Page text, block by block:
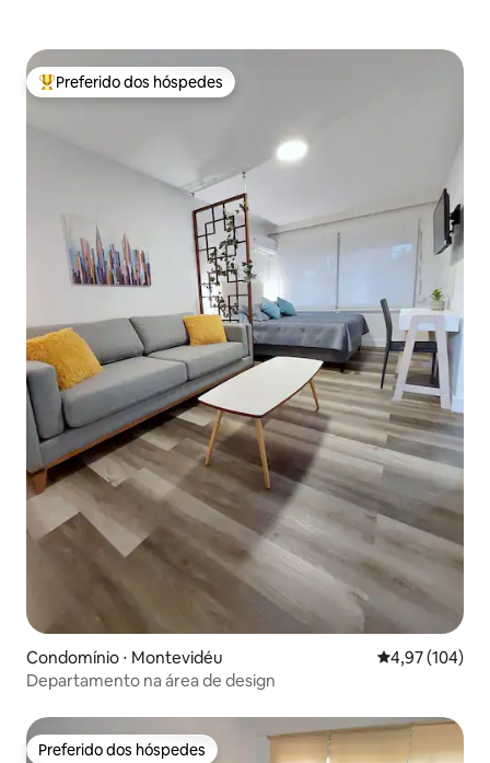
Entre os melhores preferidos dos hóspedes
Preferido dos hóspedes
Condomínio ⋅ Montevidéu 4,97 de uma
4,97 (104)
Departamento na área de design
Preferido dos hóspedes
Preferido dos hóspedes